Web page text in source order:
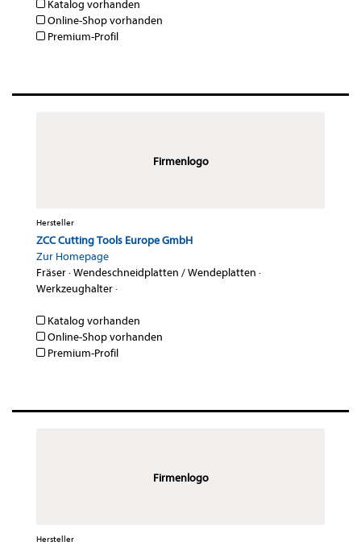
Katalog vorhanden
Online-Shop vorhanden
Premium-Profil
Firmenlogo
Hersteller
ZCC Cutting Tools Europe GmbH
Zur Homepage
Fräser·Wendeschneidplatten / Wendeplatten ·
Werkzeughalter·
Katalog vorhanden
Online-Shop vorhanden
Premium-Profil
Firmenlogo
Hersteller